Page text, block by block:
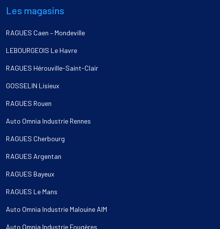
Les magasins
RAGUES Caen – Mondeville
LEBOURGEOIS Le Havre
RAGUES Hérouville-Saint-Clair
GOSSELIN Lisieux
RAGUES Rouen
Auto Omnia Industrie Rennes
RAGUES Cherbourg
RAGUES Argentan
RAGUES Bayeux
RAGUES Le Mans
Auto Omnia Industrie Malouine AIM
Auto Omnia Industrie Fougères